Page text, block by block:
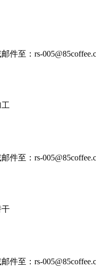
至：rs-
至：rs-
干
至：rs-